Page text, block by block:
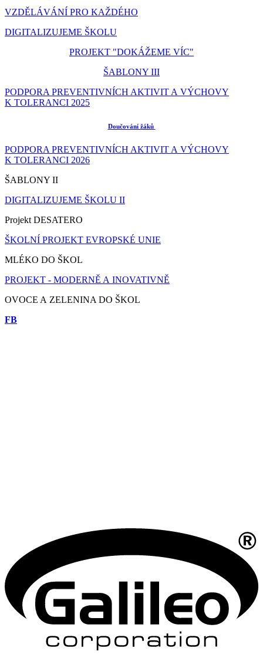
VZDĚLÁVÁNÍ PRO KAŽDÉHO
DIGITALIZUJEME ŠKOLU
PROJEKT "DOKÁŽEME VÍC"
ŠABLONY III
PODPORA PREVENTIVNÍCH AKTIVIT A VÝCHOVY
K TOLERANCI 2025
Doučování žáků
PODPORA PREVENTIVNÍCH AKTIVIT A VÝCHOVY
K TOLERANCI 2026
ŠABLONY II
DIGITALIZUJEME ŠKOLU II
Projekt DESATERO
ŠKOLNÍ PROJEKT EVROPSKÉ UNIE
MLÉKO DO ŠKOL
PROJEKT - MODERNĚ A INOVATIVNĚ
OVOCE A ZELENINA DO ŠKOL
FB